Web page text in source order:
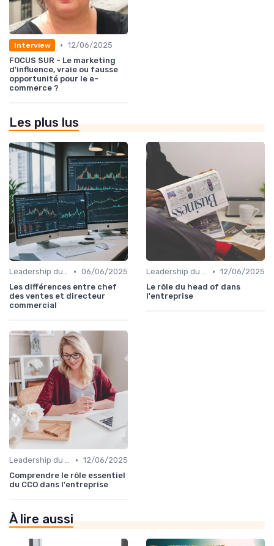
Interview • 12/06/2025
FOCUS SUR - Le marketing
d'influence, vraie ou fausse
opportunité pour le e-
commerce ?
Les plus lus
Leadership du directeur commercial • 06/06/2025
Les différences entre chef
des ventes et directeur
commercial​
Leadership du directeur commercial • 12/06/2025
Le rôle du head of dans
l'entreprise
Leadership du directeur commercial • 12/06/2025
Comprendre le rôle essentiel
du CCO dans l'entreprise
À lire aussi